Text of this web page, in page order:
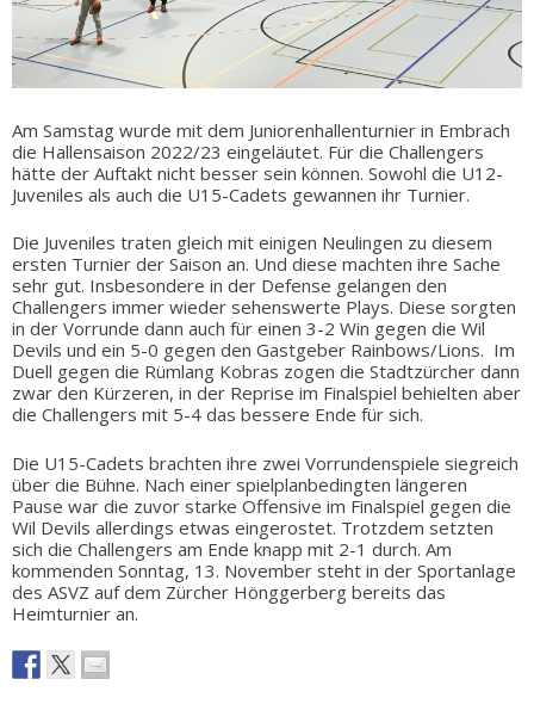
Am Samstag wurde mit dem Juniorenhallenturnier in Embrach
die Hallensaison 2022/23 eingeläutet. Für die Challengers
hätte der Auftakt nicht besser sein können. Sowohl die U12-
Juveniles als auch die U15-Cadets gewannen ihr Turnier.
Die Juveniles traten gleich mit einigen Neulingen zu diesem
ersten Turnier der Saison an. Und diese machten ihre Sache
sehr gut. Insbesondere in der Defense gelangen den
Challengers immer wieder sehenswerte Plays. Diese sorgten
in der Vorrunde dann auch für einen 3-2 Win gegen die Wil
Devils und ein 5-0 gegen den Gastgeber Rainbows/Lions. Im
Duell gegen die Rümlang Kobras zogen die Stadtzürcher dann
zwar den Kürzeren, in der Reprise im Finalspiel behielten aber
die Challengers mit 5-4 das bessere Ende für sich.
Die U15-Cadets brachten ihre zwei Vorrundenspiele siegreich
über die Bühne. Nach einer spielplanbedingten längeren
Pause war die zuvor starke Offensive im Finalspiel gegen die
Wil Devils allerdings etwas eingerostet. Trotzdem setzten
sich die Challengers am Ende knapp mit 2-1 durch. Am
kommenden Sonntag, 13. November steht in der Sportanlage
des ASVZ auf dem Zürcher Hönggerberg bereits das
Heimturnier an.